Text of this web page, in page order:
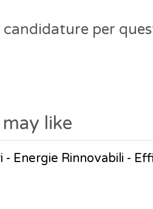
per
like
Energie Rinnovabili -